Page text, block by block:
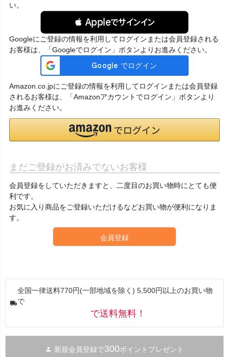
い。
 Appleでサインイン
Googleにご登録の情報を利用してログインまたは会員登録される
お客様は、「Googleでログイン」ボタンよりお進みください。
Amazon.co.jpにご登録の情報を利用してログインまたは会員登録
されるお客様は、「Amazonアカウントでログイン」ボタンより
お進みください。
まだご登録がお済みでないお客様
会員登録をしていただきますと、二度目のお買い物時にとても便
利です。
お気に入り商品をご登録いただけるなどお買い物が便利になりま
す。
会員登録
全国一律送料770円(一部地域を除く) 5,500円以上のお買い物
で
で送料無料！
新規会員登録で300ポイントプレゼント